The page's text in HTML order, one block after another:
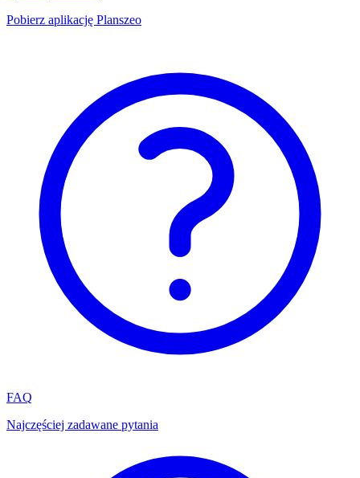
Pobierz aplikację Planszeo
FAQ
Najczęściej zadawane pytania